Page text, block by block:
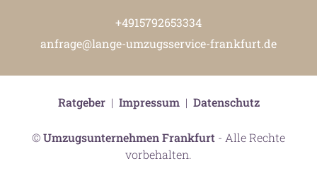
+4915792653334
anfrage@lange-umzugsservice-frankfurt.de
©Umzugsunternehmen Frankfurt - Alle Rechte
vorbehalten.
Ratgeber| Impressum| Datenschutz